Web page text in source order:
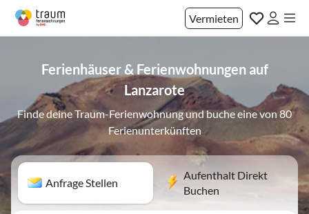
Vermieten
Ferienhäuser & Ferienwohnungen auf
Lanzarote
Finde deine Traum-Ferienwohnung und buche eine von 80
Ferienunterkünften
Anfrage Stellen
Aufenthalt Direkt
Buchen